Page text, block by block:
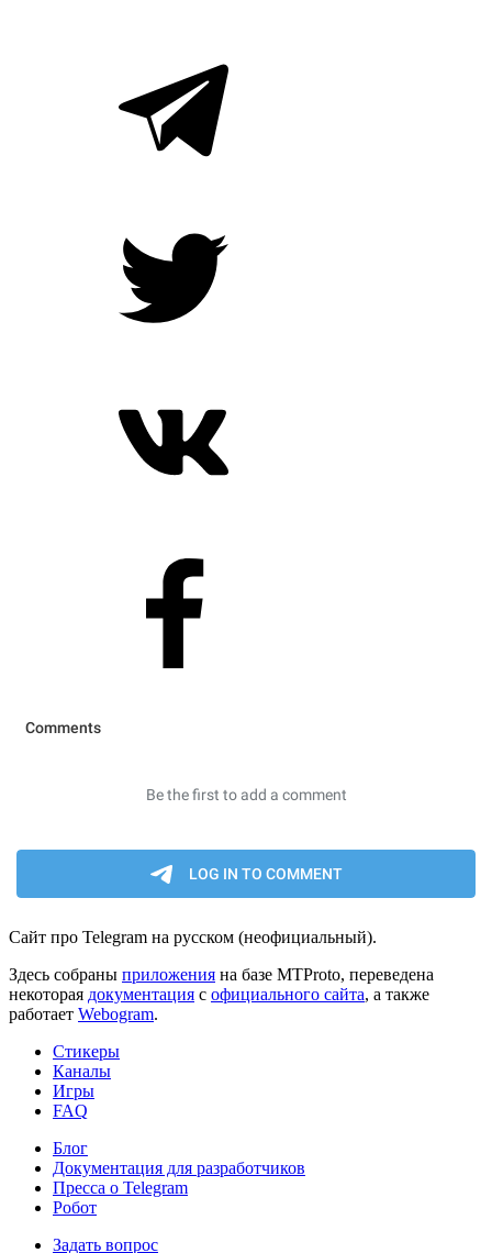
Сайт про Telegram на русском (неофициальный).
Здесь собраны приложения на базе MTProto, переведена
некоторая документация с официального сайта, а также
работает Webogram.
Стикеры
Каналы
Игры
FAQ
Блог
Документация для разработчиков
Пресса о Telegram
Робот
Задать вопрос